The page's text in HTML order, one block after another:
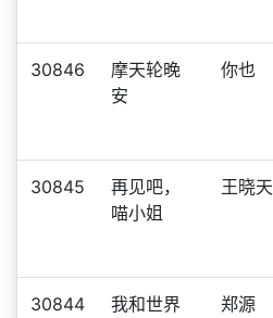
30846
摩天轮晚
安
你也
30845
再见吧，
喵小姐
王晓天
30844
我和世界
郑源